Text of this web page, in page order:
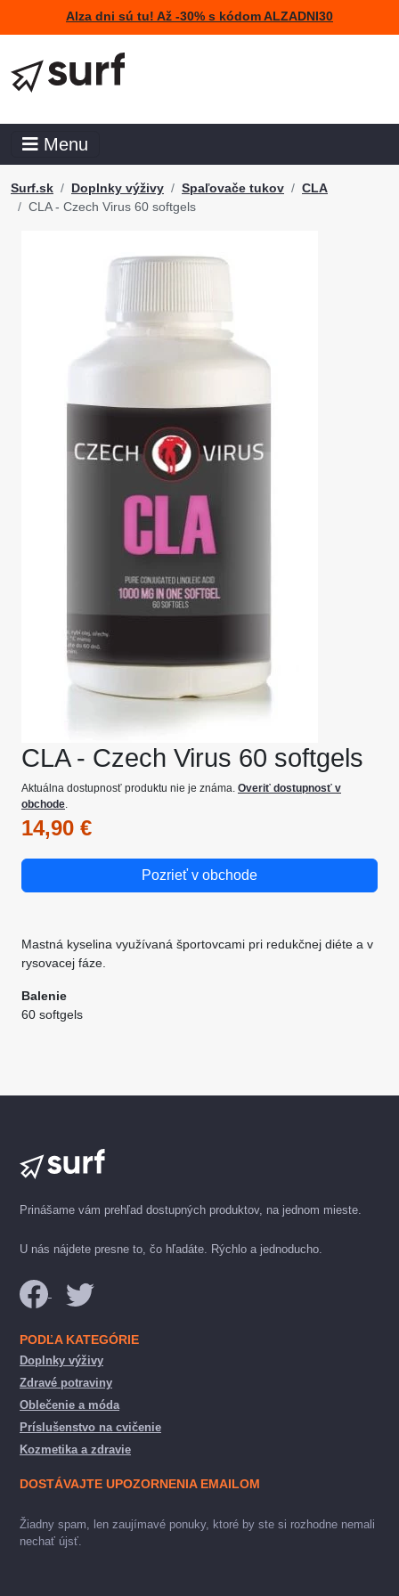
Alza dni sú tu! Až -30% s kódom ALZADNI30
Menu
Surf.sk Doplnky výživy Spaľovače tukov
CLA
CLA - Czech Virus 60 softgels
CLA - Czech Virus 60 softgels
Aktuálna dostupnosť produktu nie je známa. Overiť dostupnosť v
obchode.
14,90 €
Pozrieť v obchode
Mastná kyselina využívaná športovcami pri redukčnej diéte a v
rysovacej fáze.
Balenie
60 softgels
Prinášame vám prehľad dostupných produktov, na jednom mieste.
U nás nájdete presne to, čo hľadáte. Rýchlo a jednoducho.
PODĽA KATEGÓRIE
Doplnky výživy
Zdravé potraviny
Oblečenie a móda
Príslušenstvo na cvičenie
Kozmetika a zdravie
DOSTÁVAJTE UPOZORNENIA EMAILOM
Žiadny spam, len zaujímavé ponuky, ktoré by ste si rozhodne nemali
nechať újsť.